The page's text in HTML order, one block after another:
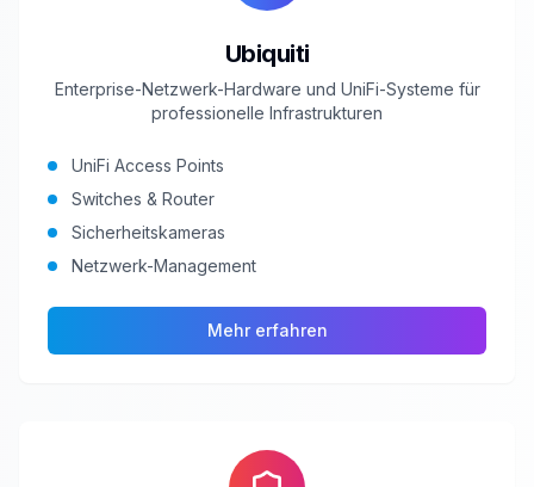
Ubiquiti
Enterprise-Netzwerk-Hardware und UniFi-Systeme für
professionelle Infrastrukturen
UniFi Access Points
Switches & Router
Sicherheitskameras
Netzwerk-Management
Mehr erfahren